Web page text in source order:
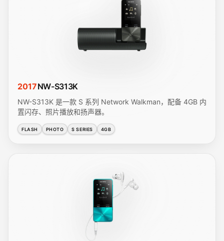
2017NW-S313K
NW-S313K 是一款 S 系列 Network Walkman，配备 4GB 内
置闪存、照片播放和扬声器。
FLASH PHOTO S SERIES 4GB